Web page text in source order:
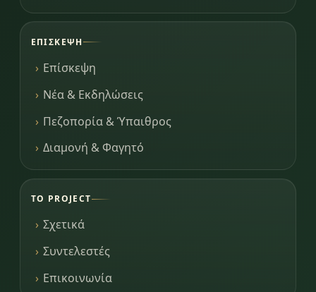
ΕΠΊΣΚΕΨΗ
Επίσκεψη
Νέα & Εκδηλώσεις
Πεζοπορία & Ύπαιθρος
Διαμονή & Φαγητό
ΤΟ PROJECT
Σχετικά
Συντελεστές
Επικοινωνία